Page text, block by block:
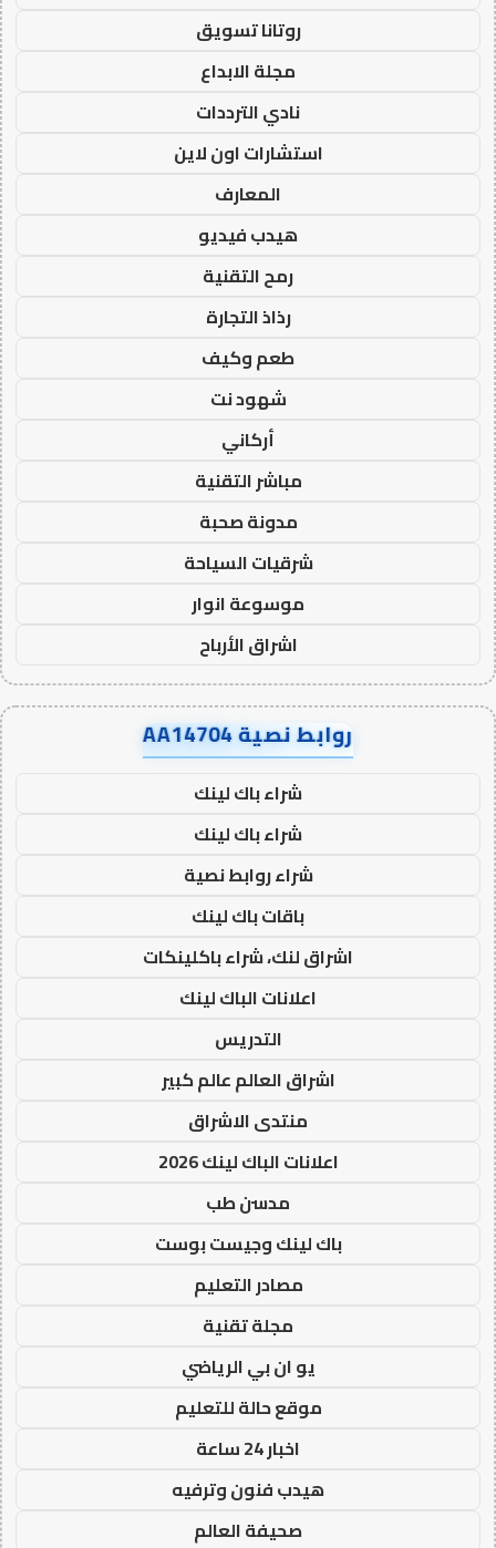
روتانا تسويق
مجلة الابداع
نادي الترددات
استشارات اون لاين
المعارف
هيدب فيديو
رمح التقنية
رذاذ التجارة
طعم وكيف
شهود نت
أركاني
مباشر التقنية
مدونة صحبة
شرقيات السياحة
موسوعة انوار
اشراق الأرباح
روابط نصية AA14704
شراء باك لينك
شراء باك لينك
شراء روابط نصية
باقات باك لينك
اشراق لنك، شراء باكلينكات
اعلانات الباك لينك
التدريس
اشراق العالم عالم كبير
منتدى الاشراق
اعلانات الباك لينك 2026
مدسن طب
باك لينك وجيست بوست
مصادر التعليم
مجلة تقنية
يو ان بي الرياضي
موقع حالة للتعليم
اخبار 24 ساعة
هيدب فنون وترفيه
صحيفة العالم